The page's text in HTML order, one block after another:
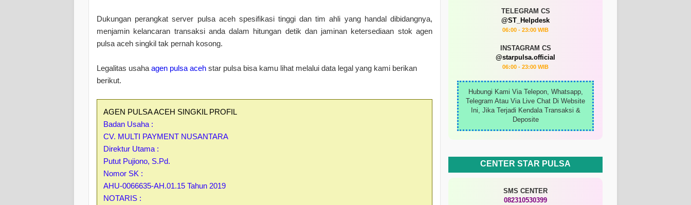
Dukungan perangkat server pulsa aceh spesifikasi tinggi dan tim ahli yang handal dibidangnya,
menjamin kelancaran transaksi anda dalam hitungan detik dan jaminan ketersediaan stok agen
pulsa aceh singkil tak pernah kosong.
Legalitas usaha agen pulsa aceh star pulsa bisa kamu lihat melalui data legal yang kami berikan
berikut.
AGEN PULSA ACEH SINGKIL PROFIL
Badan Usaha :
CV. MULTI PAYMENT NUSANTARA
Direktur Utama :
Putut Pujiono, S.Pd.
Nomor SK :
AHU-0066635-AH.01.15 Tahun 2019
NOTARIS :
TELEGRAM CS
@ST_Helpdesk
06:00 - 23:00 WIB
INSTAGRAM CS
@starpulsa.official
06:00 - 23:00 WIB
Hubungi Kami Via Telepon, Whatsapp,
Telegram Atau Via Live Chat Di Website
Ini, Jika Terjadi Kendala Transaksi &
Deposite
CENTER STAR PULSA
SMS CENTER
082310530399